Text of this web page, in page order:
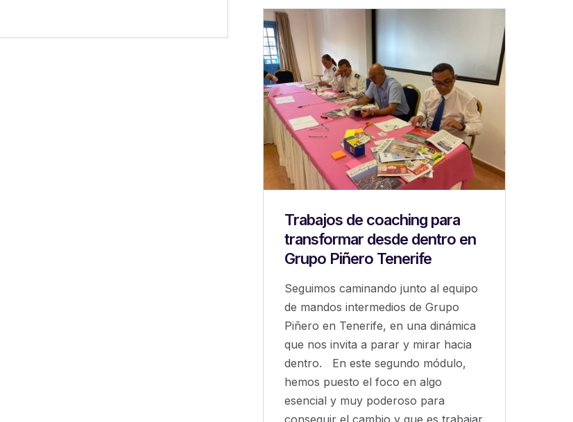
Trabajos de coaching para
transformar desde dentro en
Grupo Piñero Tenerife
Seguimos caminando junto al equipo
de mandos intermedios de Grupo
Piñero en Tenerife, en una dinámica
que nos invita a parar y mirar hacia
dentro. En este segundo módulo,
hemos puesto el foco en algo
esencial y muy poderoso para
conseguir el cambio y que es trabajar